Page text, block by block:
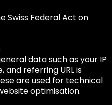
Swiss Federal Act on
data such as your IP
and referring URL is
are used for technical
optimisation.